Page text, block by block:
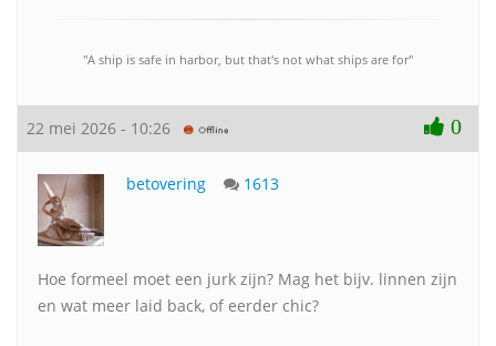
"A ship is safe in harbor, but that's not what ships are for"
22 mei 2026 - 10:26 0
betovering 1613
Hoe formeel moet een jurk zijn? Mag het bijv. linnen zijn
en wat meer laid back, of eerder chic?